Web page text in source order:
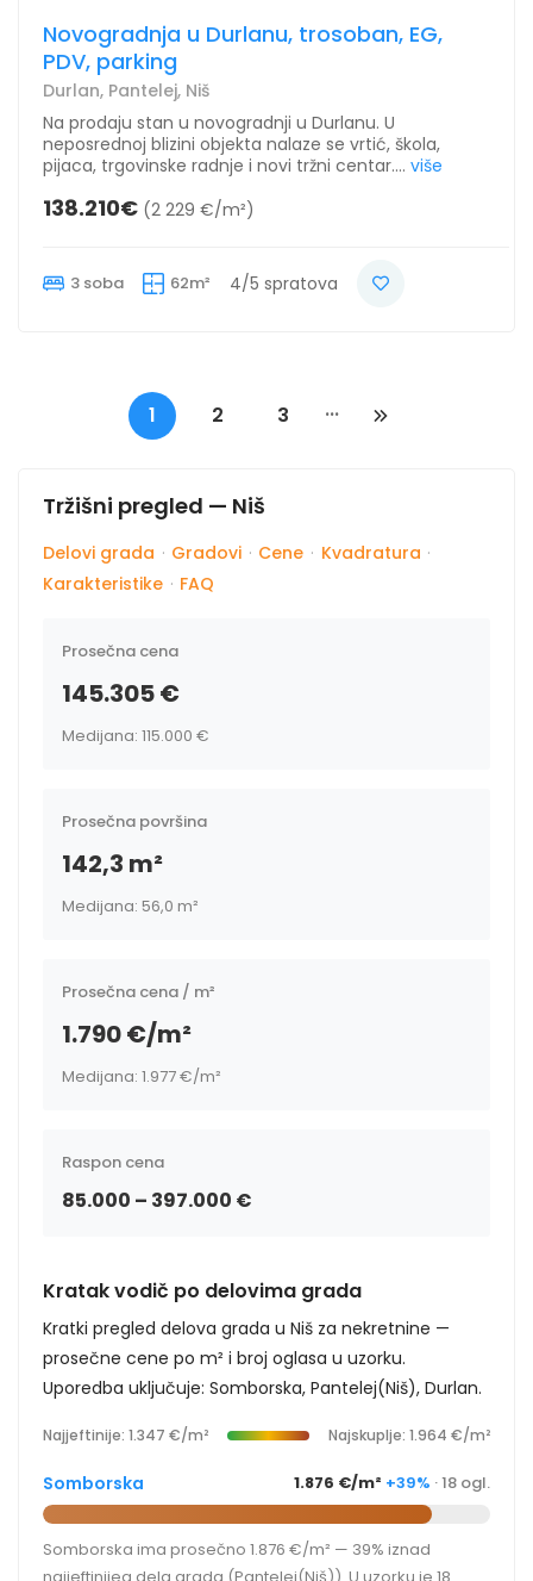
Novogradnja u Durlanu, trosoban, EG,
PDV, parking
Durlan, Pantelej, Niš
Na prodaju stan u novogradnji u Durlanu. U
neposrednoj blizini objekta nalaze se vrtić, škola,
pijaca, trgovinske radnje i novi tržni centar.... više
138.210€ (2 229 €/m²)
3 soba 62m² 4/5 spratova
1 2 3 ...
Tržišni pregled — Niš
Delovi grada · Gradovi · Cene · Kvadratura ·
Karakteristike · FAQ
Prosečna cena
145.305 €
Medijana: 115.000 €
Prosečna površina
142,3 m²
Medijana: 56,0 m²
Prosečna cena / m²
1.790 €/m²
Medijana: 1.977 €/m²
Raspon cena
85.000 – 397.000 €
Kratak vodič po delovima grada
Kratki pregled delova grada u Niš za nekretnine —
prosečne cene po m² i broj oglasa u uzorku.
Uporedba uključuje: Somborska, Pantelej(Niš), Durlan.
Najjeftinije: 1.347 €/m² Najskuplje: 1.964 €/m²
Somborska 1.876 €/m² +39% · 18 ogl.
Somborska ima prosečno 1.876 €/m² — 39% iznad